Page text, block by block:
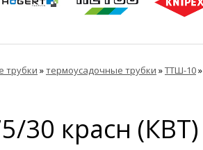
трубки »термоусадочные трубки »ТТШ-10»
30 красн (КВТ)